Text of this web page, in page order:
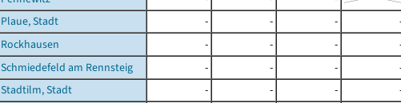
Plaue, Stadt
- - -
Rockhausen
- - -
Schmiedefeld am Rennsteig
- - -
Stadtilm, Stadt
- - -